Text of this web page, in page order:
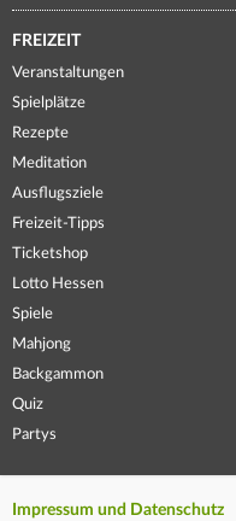
FREIZEIT
Veranstaltungen
Spielplätze
Rezepte
Meditation
Ausflugsziele
Freizeit-Tipps
Ticketshop
Lotto Hessen
Spiele
Mahjong
Backgammon
Quiz
Partys
Impressum und Datenschutz